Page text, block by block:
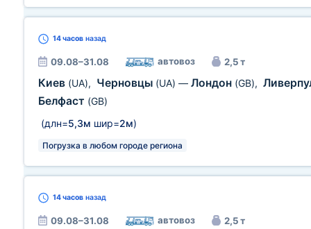
14 часов назад
09.08–31.08 автовоз 2,5 т
Киев (UA), Черновцы (UA) — Лондон (GB),
Белфаст (GB)
(длн=5,3м шир=2м)
Погрузка в любом городе региона
14 часов назад
09.08–31.08 автовоз 2,5 т